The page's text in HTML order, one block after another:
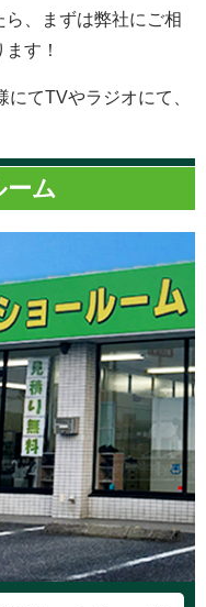
、まずは弊社にご相
す！
てTVやラジオにて、
ーム